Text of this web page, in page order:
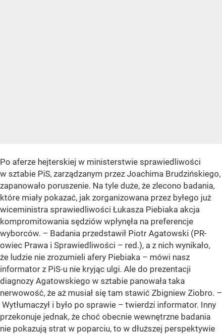
Po aferze hejterskiej w ministerstwie sprawiedliwości
w sztabie PiS, zarządzanym przez Joachima Brudzińskiego,
zapanowało poruszenie. Na tyle duże, że zlecono badania,
które miały pokazać, jak zorganizowana przez byłego już
wiceministra sprawiedliwości Łukasza Piebiaka akcja
kompromitowania sędziów wpłynęła na preferencje
wyborców. – Badania przedstawił Piotr Agatowski (PR-
owiec Prawa i Sprawiedliwości – red.), a z nich wynikało,
że ludzie nie zrozumieli afery Piebiaka – mówi nasz
informator z PiS-u nie kryjąc ulgi. Ale do prezentacji
diagnozy Agatowskiego w sztabie panowała taka
nerwowość, że aż musiał się tam stawić Zbigniew Ziobro. –
Wytłumaczył i było po sprawie – twierdzi informator. Inny
przekonuje jednak, że choć obecnie wewnętrzne badania
nie pokazują strat w poparciu, to w dłuższej perspektywie